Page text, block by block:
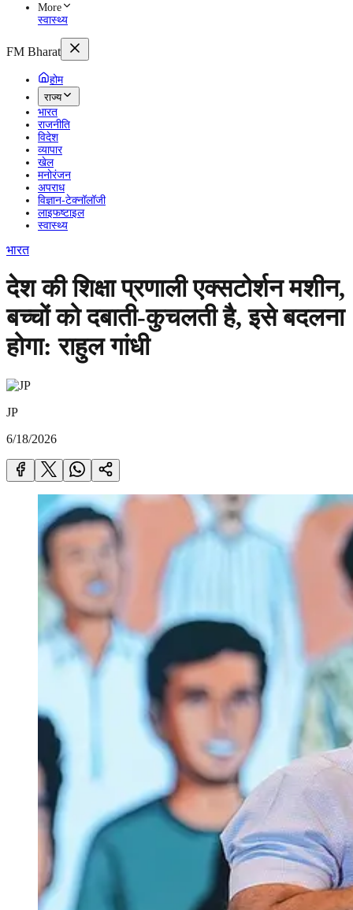
More
स्वास्थ्य
FM Bharat
होम
राज्य
भारत
राजनीति
विदेश
व्यापार
खेल
मनोरंजन
अपराध
विज्ञान-टेक्नॉलॉजी
लाइफष्टाइल
स्वास्थ्य
भारत
देश की शिक्षा प्रणाली एक्सटोर्शन मशीन,
बच्चों को दबाती-कुचलती है, इसे बदलना
होगा: राहुल गांधी
JP
6/18/2026